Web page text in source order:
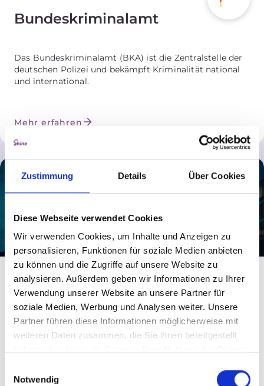
Zustimmung Details Über Cookies
Diese Webseite verwendet Cookies
Wir verwenden Cookies, um Inhalte und Anzeigen zu
personalisieren, Funktionen für soziale Medien anbieten
zu können und die Zugriffe auf unsere Website zu
analysieren. Außerdem geben wir Informationen zu Ihrer
Verwendung unserer Website an unsere Partner für
soziale Medien, Werbung und Analysen weiter. Unsere
Partner führen diese Informationen möglicherweise mit
weiteren Daten zusammen, die Sie ihnen bereitgestellt
Notwendig
Bundes­kriminalamt
Das Bundeskriminalamt (BKA) ist die Zentralstelle der
deutschen Polizei und bekämpft Kriminalität national
und international.
Mehr erfahren
Bundesnach­richten­­dienst
Der BND: Deutschlands Auslandsgeheimdienst – für
Sicherheit, Aufklärung und fundierte Entscheidungen
weltweit im Einsatz.
Mehr erfahren